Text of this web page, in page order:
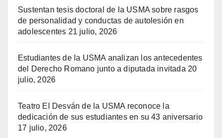
Sustentan tesis doctoral de la USMA sobre rasgos
de personalidad y conductas de autolesión en
adolescentes 21 julio, 2026
Estudiantes de la USMA analizan los antecedentes
del Derecho Romano junto a diputada invitada 20
julio, 2026
Teatro El Desván de la USMA reconoce la
dedicación de sus estudiantes en su 43 aniversario
17 julio, 2026